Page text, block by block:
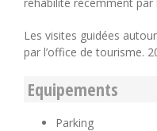
Les visites guidées
par l’office de tourisme.
Equipements
Parking